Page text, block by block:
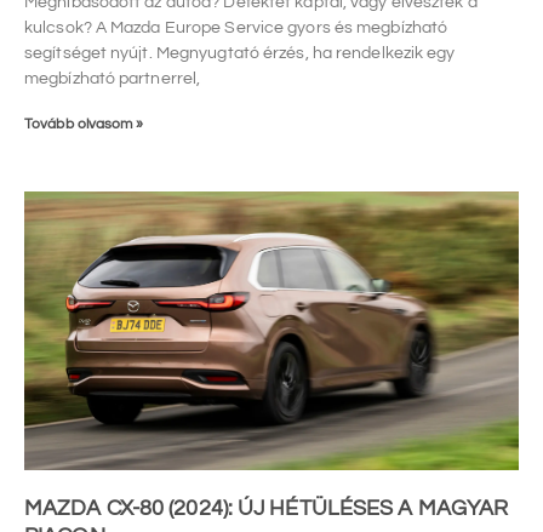
kulcsok? A Mazda Europe Service gyors és megbízható
segítséget nyújt. Megnyugtató érzés, ha rendelkezik egy
megbízható partnerrel,
Tovább olvasom »
MAZDA CX-80 (2024): ÚJ HÉTÜLÉSES A MAGYAR